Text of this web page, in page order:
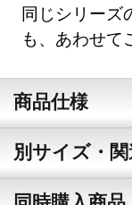
同じシリーズ
も、あわせて
商品仕様
別サイズ・